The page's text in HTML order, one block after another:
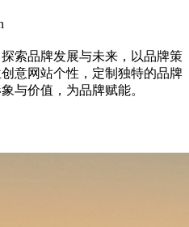
索品牌发展与未来，以品牌策
意网站个性，定制独特的品牌
与价值，为品牌赋能。